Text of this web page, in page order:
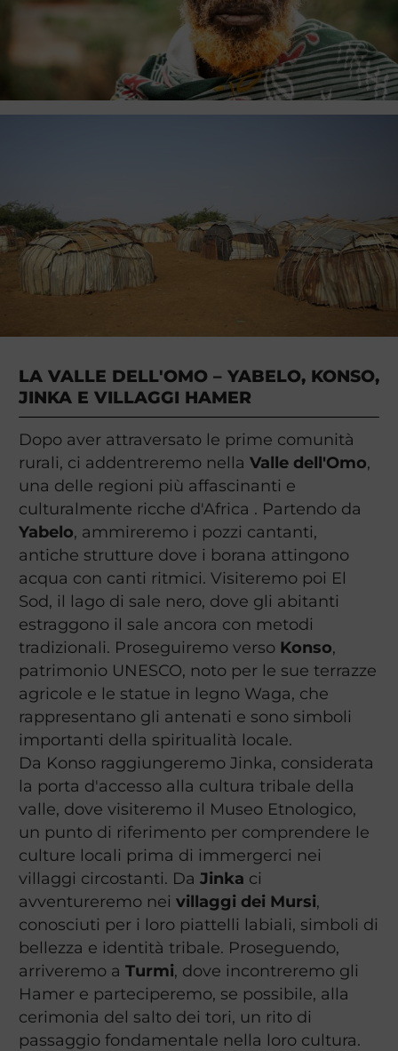
LA VALLE DELL'OMO – YABELO, KONSO,
JINKA E VILLAGGI HAMER
Dopo aver attraversato le prime comunità
rurali, ci addentreremo nella Valle dell'Omo,
una delle regioni più affascinanti e
culturalmente ricche d'Africa . Partendo da
Yabelo, ammireremo i pozzi cantanti,
antiche strutture dove i borana attingono
acqua con canti ritmici. Visiteremo poi El
Sod, il lago di sale nero, dove gli abitanti
estraggono il sale ancora con metodi
tradizionali. Proseguiremo verso Konso,
patrimonio UNESCO, noto per le sue terrazze
agricole e le statue in legno Waga, che
rappresentano gli antenati e sono simboli
importanti della spiritualità locale.
Da Konso raggiungeremo Jinka, considerata
la porta d'accesso alla cultura tribale della
valle, dove visiteremo il Museo Etnologico,
un punto di riferimento per comprendere le
culture locali prima di immergerci nei
villaggi circostanti. Da Jinka ci
avventureremo nei villaggi dei Mursi,
conosciuti per i loro piattelli labiali, simboli di
bellezza e identità tribale. Proseguendo,
arriveremo a Turmi, dove incontreremo gli
Hamer e parteciperemo, se possibile, alla
cerimonia del salto dei tori, un rito di
passaggio fondamentale nella loro cultura.